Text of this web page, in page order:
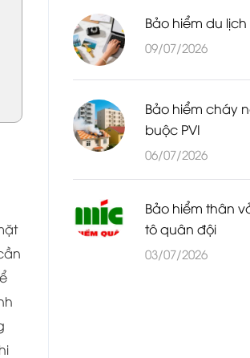
Bảo hiểm du
09/07/2026
Bảo hiểm cháy
buộc PVI
06/07/2026
Bảo hiểm thân
tô quân đội
03/07/2026